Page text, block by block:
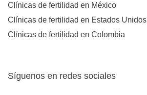
Clínicas de fertilidad en México
Clínicas de fertilidad en Estados Unidos
Clínicas de fertilidad en Colombia
Síguenos en redes sociales